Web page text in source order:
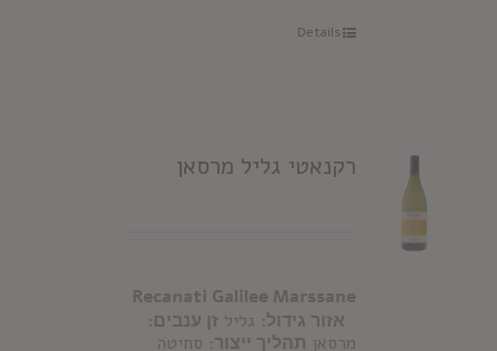
Details
רקנאטי גליל מרסאן
Recanati Galilee Marssane
אזור גידול: גליל זן ענבים:
מרסאן תהליך ייצור: סחיטה